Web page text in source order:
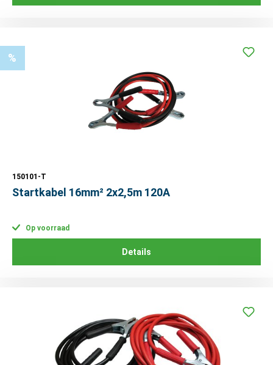
%
150101-T
Startkabel 16mm² 2x2,5m 120A
Op voorraad
Details